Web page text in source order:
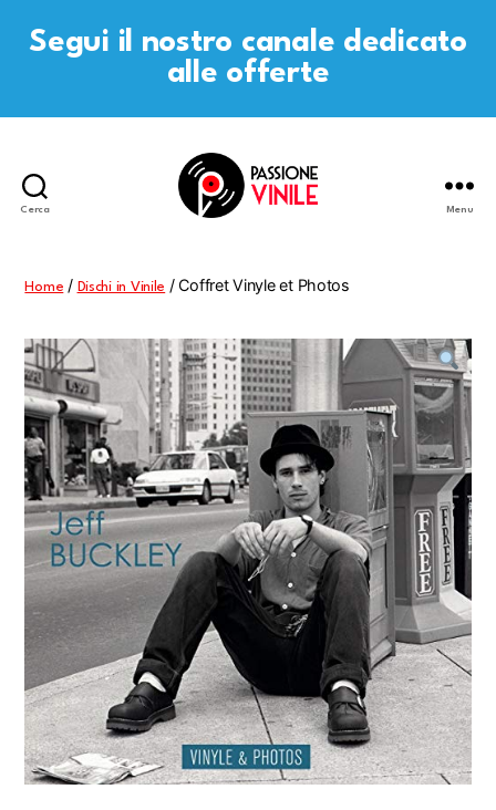
Segui il nostro canale dedicato
alle offerte
Cerca Menu
Home / Dischi in Vinile / Coffret Vinyle et Photos